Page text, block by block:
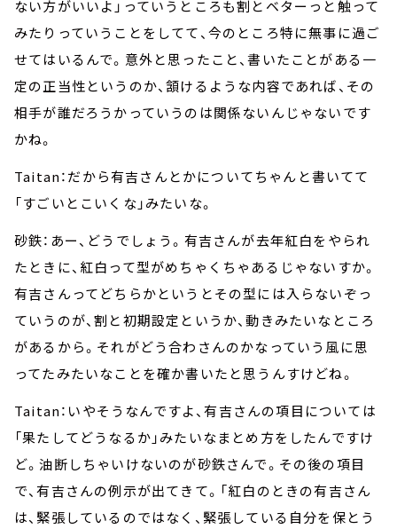
ない方がいいよ」っていうところも割とベターっと触って
みたりっていうことをしてて、今のところ特に無事に過ご
せてはいるんで。意外と思ったこと、書いたことがある一
定の正当性というのか、頷けるような内容であれば、その
相手が誰だろうかっていうのは関係ないんじゃないです
かね。
Taitan：だから有吉さんとかについてちゃんと書いてて
「すごいとこいくな」みたいな。
砂鉄：あー、どうでしょう。有吉さんが去年紅白をやられ
たときに、紅白って型がめちゃくちゃあるじゃないすか。
有吉さんってどちらかというとその型には入らないぞっ
ていうのが、割と初期設定というか、動きみたいなところ
があるから。それがどう合わさんのかなっていう風に思
ってたみたいなことを確か書いたと思うんすけどね。
Taitan：いやそうなんですよ、有吉さんの項目については
「果たしてどうなるか」みたいなまとめ方をしたんですけ
ど。油断しちゃいけないのが砂鉄さんで。その後の項目
で、有吉さんの例示が出てきて。「紅白のときの有吉さん
は、緊張しているのではなく、緊張している自分を保とう